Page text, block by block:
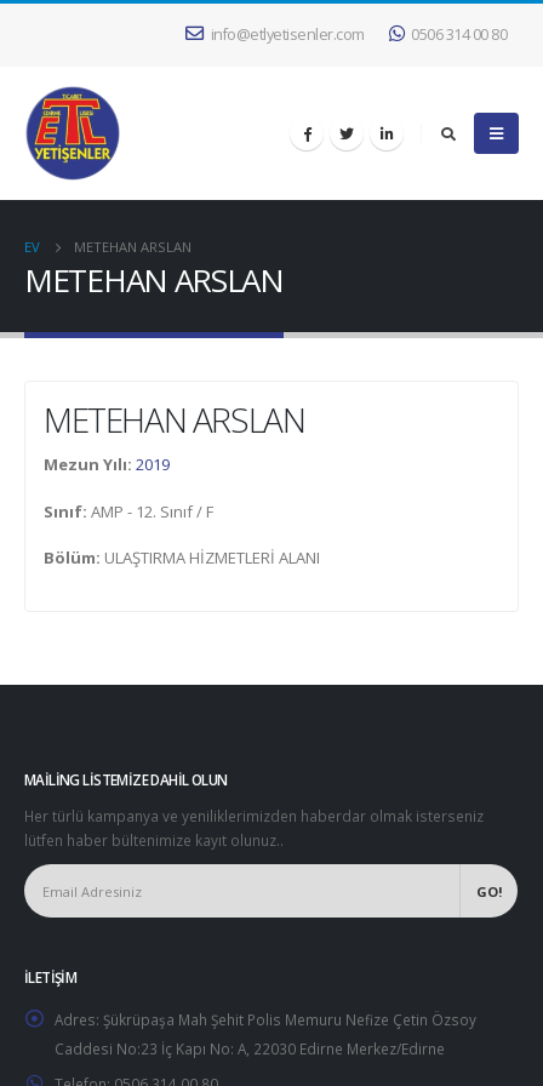
info@etlyetisenler.com 0506 314 00 80
EV METEHAN ARSLAN
METEHAN ARSLAN
METEHAN ARSLAN
Mezun Yılı: 2019
Sınıf: AMP - 12. Sınıf / F
Bölüm: ULAŞTIRMA HİZMETLERİ ALANI
MAILING LISTEMIZE DAHIL OLUN
Her türlü kampanya ve yeniliklerimizden haberdar olmak isterseniz
lütfen haber bültenimize kayıt olunuz..
İLETIŞIM
Adres: Şükrüpaşa Mah Şehit Polis Memuru Nefize Çetin Özsoy
Caddesi No:23 İç Kapı No: A, 22030 Edirne Merkez/Edirne